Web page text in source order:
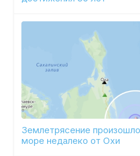
Землетрясение
море недалеко от Охи